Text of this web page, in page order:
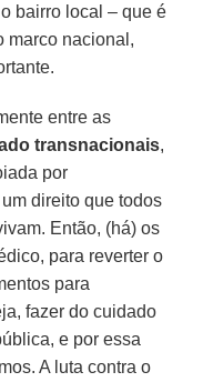
bairro local – que é
marco nacional,
entre as
transnacionais,
por
direito que todos
Então, (há) os
para reverter o
para
fazer do cuidado
e por essa
A luta contra o